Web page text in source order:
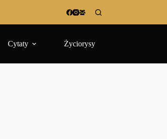
Cytaty Życiorysy